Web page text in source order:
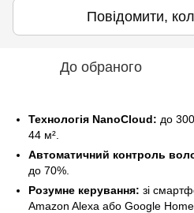
Повідомити,
До обраного
Технологія NanoCloud: до
44 м².
Автоматичний контроль
до 70%.
Розумне керування: зі
Amazon Alexa або Google Home.